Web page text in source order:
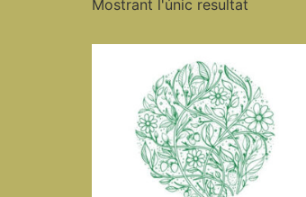
Mostrant l'únic resultat